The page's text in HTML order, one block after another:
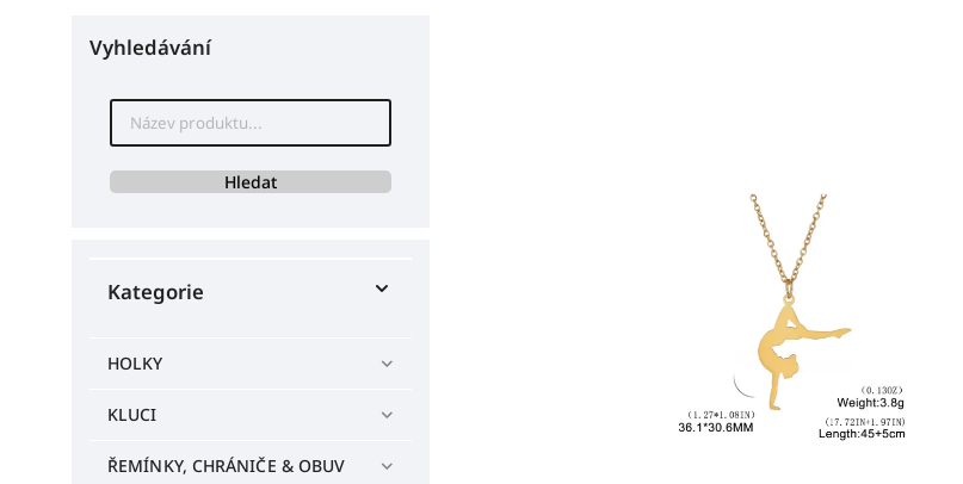
Vyhledávání
Hledat
Kategorie
HOLKY
KLUCI
ŘEMÍNKY, CHRÁNIČE & OBUV